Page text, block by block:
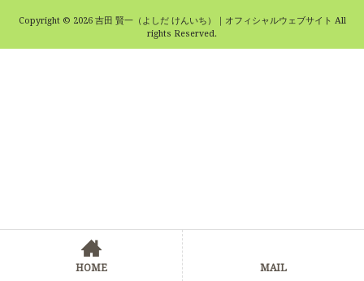
Copyright © 2026 吉田 賢一（よしだ けんいち）｜オフィシャルウェブサイト All
rights Reserved.
HOME MAIL